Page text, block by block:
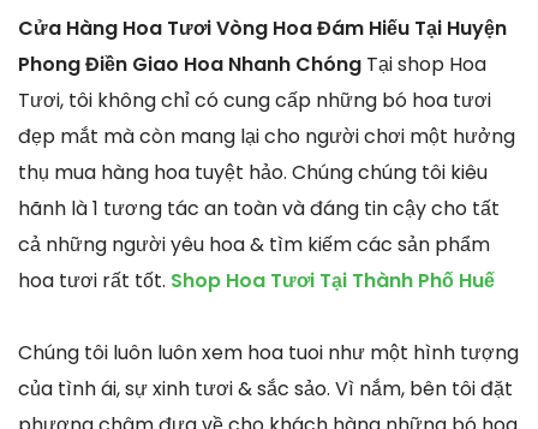
Cửa Hàng Hoa Tươi Vòng Hoa Đám Hiếu Tại Huyện
Phong Điền Giao Hoa Nhanh Chóng Tại shop Hoa
Tươi, tôi không chỉ có cung cấp những bó hoa tươi
đẹp mắt mà còn mang lại cho người chơi một hưởng
thụ mua hàng hoa tuyệt hảo. Chúng chúng tôi kiêu
hãnh là 1 tương tác an toàn và đáng tin cậy cho tất
cả những người yêu hoa & tìm kiếm các sản phẩm
hoa tươi rất tốt. Shop Hoa Tươi Tại Thành Phố Huế
Chúng tôi luôn luôn xem hoa tuoi như một hình tượng
của tình ái, sự xinh tươi & sắc sảo. Vì nắm, bên tôi đặt